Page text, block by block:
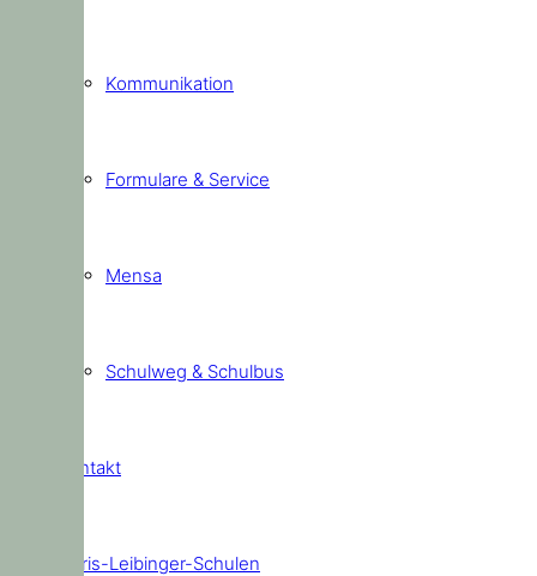
Kommunikation
Formulare & Service
Mensa
Schulweg & Schulbus
Kontakt
Doris-Leibinger-Schulen